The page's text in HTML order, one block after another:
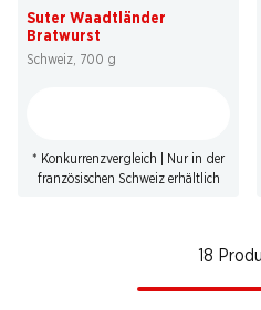
Suter Waadtländer
Bratwurst
Schweiz, 700 g
* Konkurrenzvergleich | Nur in der
französischen Schweiz erhältlich
18